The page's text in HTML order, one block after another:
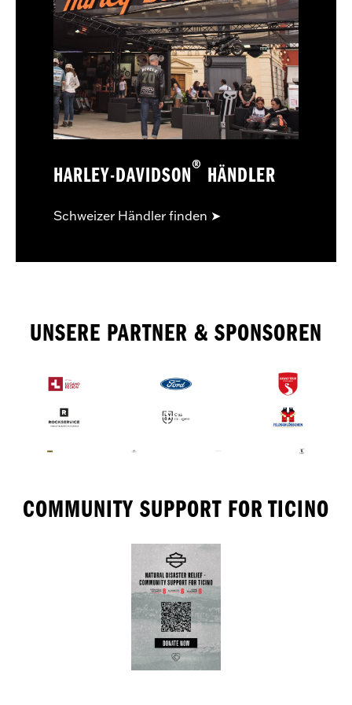
HARLEY-DAVIDSON® HÄNDLER
Schweizer Händler finden ➤
UNSERE PARTNER & SPONSOREN
COMMUNITY SUPPORT FOR TICINO